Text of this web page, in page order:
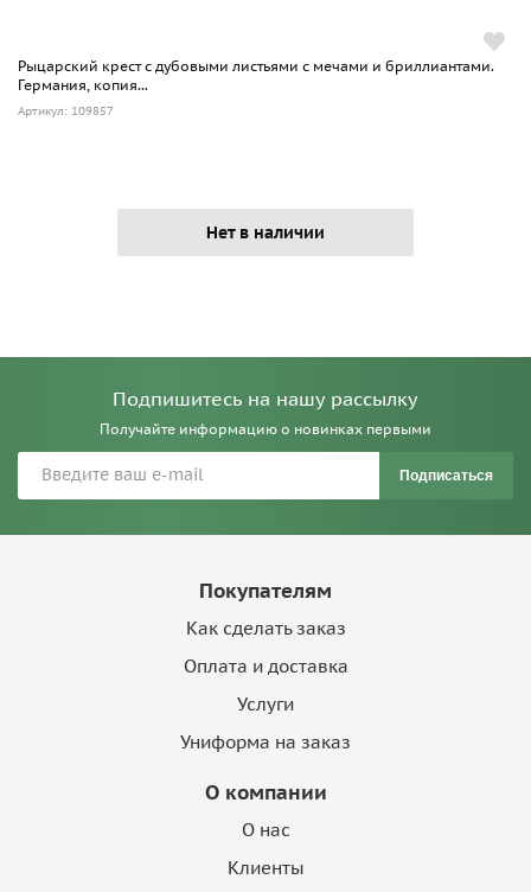
Рыцарский крест с дубовыми листьями с мечами и бриллиантами.
Германия, копия...
Артикул: 109857
Нет в наличии
Подпишитесь на нашу рассылку
Получайте информацию о новинках первыми
Подписаться
Покупателям
Как сделать заказ
Оплата и доставка
Услуги
Униформа на заказ
О компании
О нас
Клиенты